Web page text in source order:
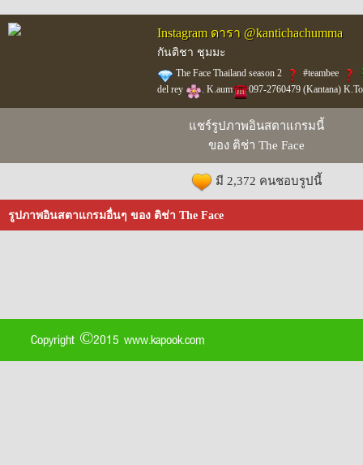
Instagram ดารา @kantichachumma
กันติชา ชุมมะ
The Face Thailand season 2
#teambee
del rey
. K.aum 097-2760479 (Kantana)
แชร์รูปภาพอินสตาแกรมนี้
ของ ติช่า The Face
มี 2,372 คนชอบรูปนี้
รูปภาพอินสตาแกรมอื่นๆ ของ ติช่า The Face
Copyright ©2015 www.kapook.com